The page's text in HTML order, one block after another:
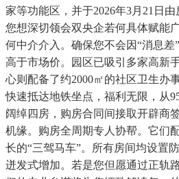
家等功能区，并于2026年3月21日
您想深切领会双央企若何具体赋能
何中介介入。确保您不会因“消息
高于市场价。园区已吸引多家高新
心则配备了约2000㎡的社区卫生办
快速抵达地铁坐点，福利无限，从
阔绰四房，购房合同间接取开辟商
机缘。购房全周期专人协帮。它们
长的“三驾马车”。所有房间均设置
迸发式增加。若是您但愿通过正轨